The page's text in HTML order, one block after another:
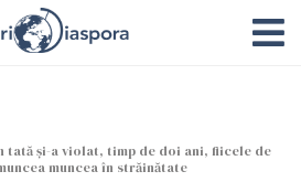
tată și-a violat, timp de doi ani, fiicele de
muncea în străinătate